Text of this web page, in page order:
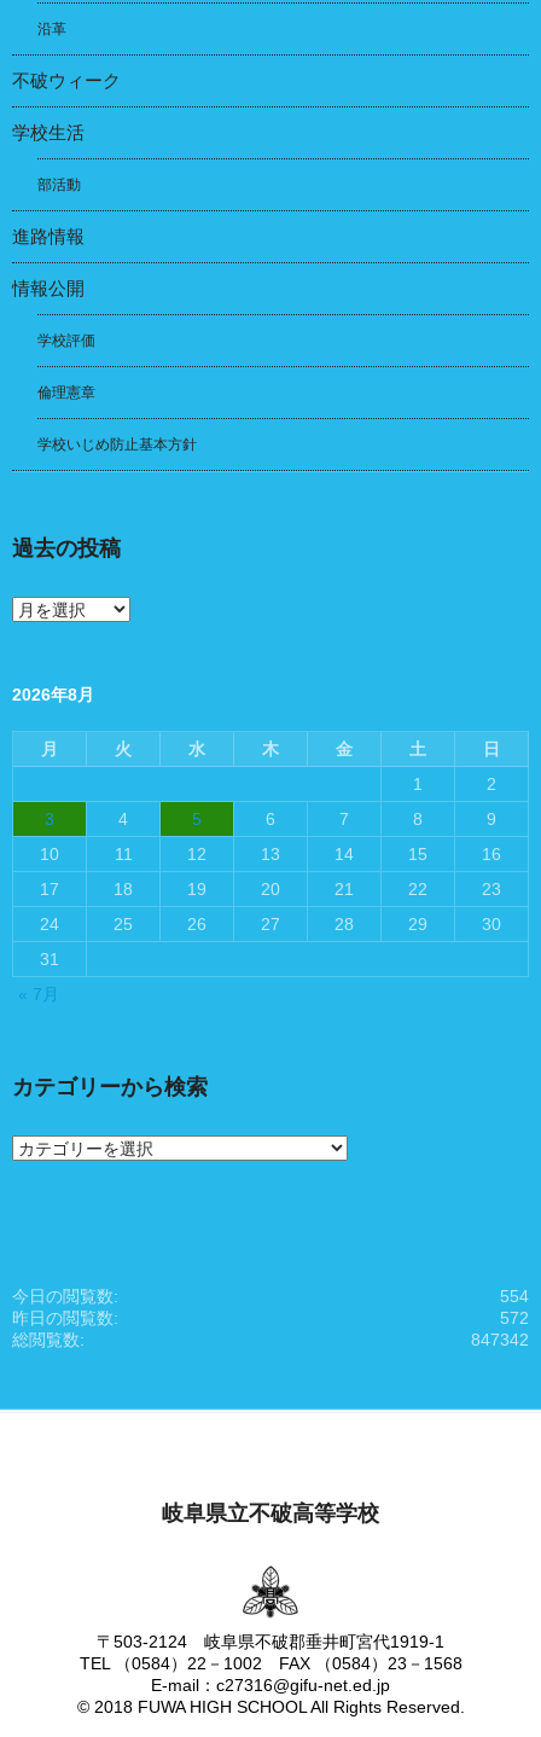
沿革
不破ウィーク
学校生活
部活動
進路情報
情報公開
学校評価
倫理憲章
学校いじめ防止基本方針
過去の投稿
過
去
稿
2026年8月
月 火 水 木 金 土
日
1
2
3
4 5 6 7 8
9
10
11 12 13 14 15
16
17
18 19 20 21 22
23
24
25 26 27 28 29
30
31
« 7月
カテゴリーから検索
カ
テ
検
索
554
今日の閲覧数:
572
昨日の閲覧数:
847342
総閲覧数:
岐阜県立不破高等学校
〒503-2124 岐阜県不破郡垂井町宮代1919-1
TEL （0584）22－1002 FAX （0584）23－1568
E-mail：c27316@gifu-net.ed.jp
© 2018 FUWA HIGH SCHOOL All Rights Reserved.